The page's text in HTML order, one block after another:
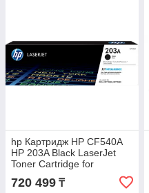
hp Картридж HP CF540A
HP 203A Black LaserJet
Toner Cartridge for
M254/M280
720 499 ₸